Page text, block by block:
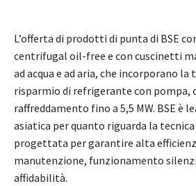
L’offerta di prodotti di punta di BSE
centrifugal oil-free e con cuscinetti
ad acqua e ad aria, che incorporano la
risparmio di refrigerante con pompa,
raffreddamento fino a 5,5 MW. BSE è
asiatica per quanto riguarda la
progettata per garantire alta
manutenzione, funzionamento
affidabilità.